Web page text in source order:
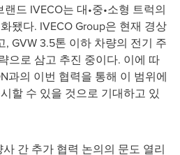
드 IVECO는 대•중•소형 트럭의
됐다. IVECO Group은 현재 경상
GVW 3.5톤 이하 차량의 전기 주
으로 삼고 추진 중이다. 이에 따
과의 이번 협력을 통해 이 범위에
할 수 있을 것으로 기대하고 있
간 추가 협력 논의의 문도 열리